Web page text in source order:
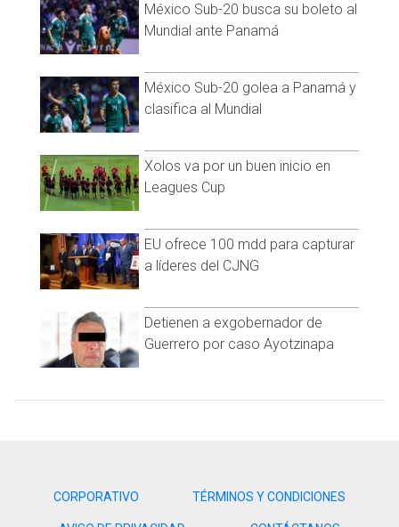
México Sub-20 busca su boleto al
Mundial ante Panamá
México Sub-20 golea a Panamá y
clasifica al Mundial
Xolos va por un buen inicio en
Leagues Cup
EU ofrece 100 mdd para capturar
a líderes del CJNG
Detienen a exgobernador de
Guerrero por caso Ayotzinapa
CORPORATIVO TÉRMINOS Y CONDICIONES